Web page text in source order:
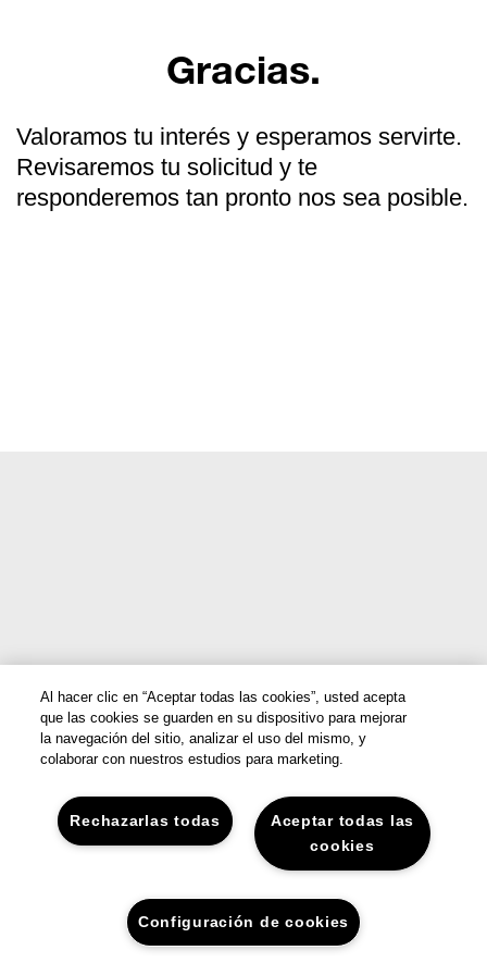
Gracias.
Valoramos tu interés y esperamos servirte.
Revisaremos tu solicitud y te
responderemos tan pronto nos sea posible.
Al hacer clic en “Aceptar todas las cookies”, usted acepta
que las cookies se guarden en su dispositivo para mejorar
la navegación del sitio, analizar el uso del mismo, y
colaborar con nuestros estudios para marketing.
Aceptar todas las
cookies
Rechazarlas todas
Configuración de cookies